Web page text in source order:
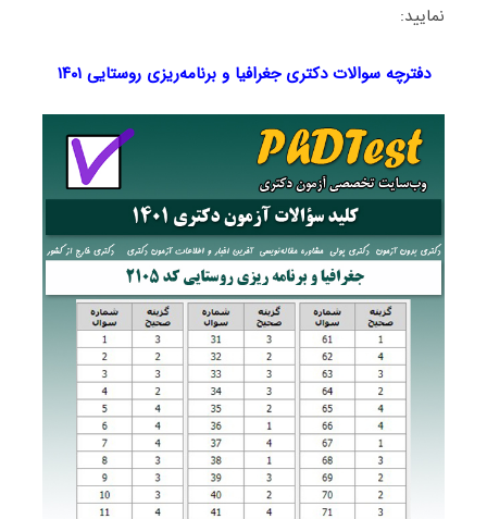
نمایید:
دفترچه سوالات دکتری جغرافیا و برنامه‌ریزی روستایی ۱۴۰۱